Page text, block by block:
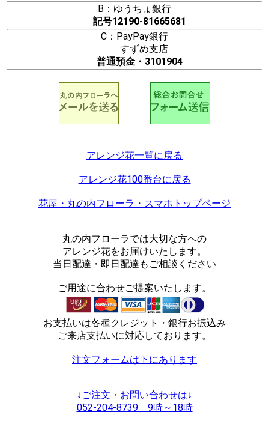
B：ゆうちょ銀行
記号12190-81665681
C：PayPay銀行
すずめ支店
普通預金・3101904
アレンジ花一覧に戻る
アレンジ花100番台に戻る
花屋・丸の内フローラ・スマホトップページ
丸の内フローラでは大切な方への
アレンジ花をお届けいたします。
当日配達・即日配達もご相談ください
ご用途に合わせご提案いたします。
お支払いは各種クレジット・銀行お振込み
ご来店支払いに対応しております。
注文フォームは下にあります
↓ご注文・お問い合わせは↓
052-204-8739 9時～18時